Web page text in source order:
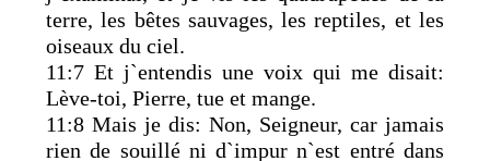
terre, les bêtes sauvages, les reptiles, et les
oiseaux du ciel.
11:7 Et j`entendis une voix qui me disait:
Lève-toi, Pierre, tue et mange.
11:8 Mais je dis: Non, Seigneur, car jamais
rien de souillé ni d`impur n`est entré dans